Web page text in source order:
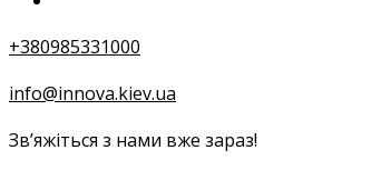
+380985331000
info@innova.kiev.ua
Зв’яжіться з нами вже зараз!